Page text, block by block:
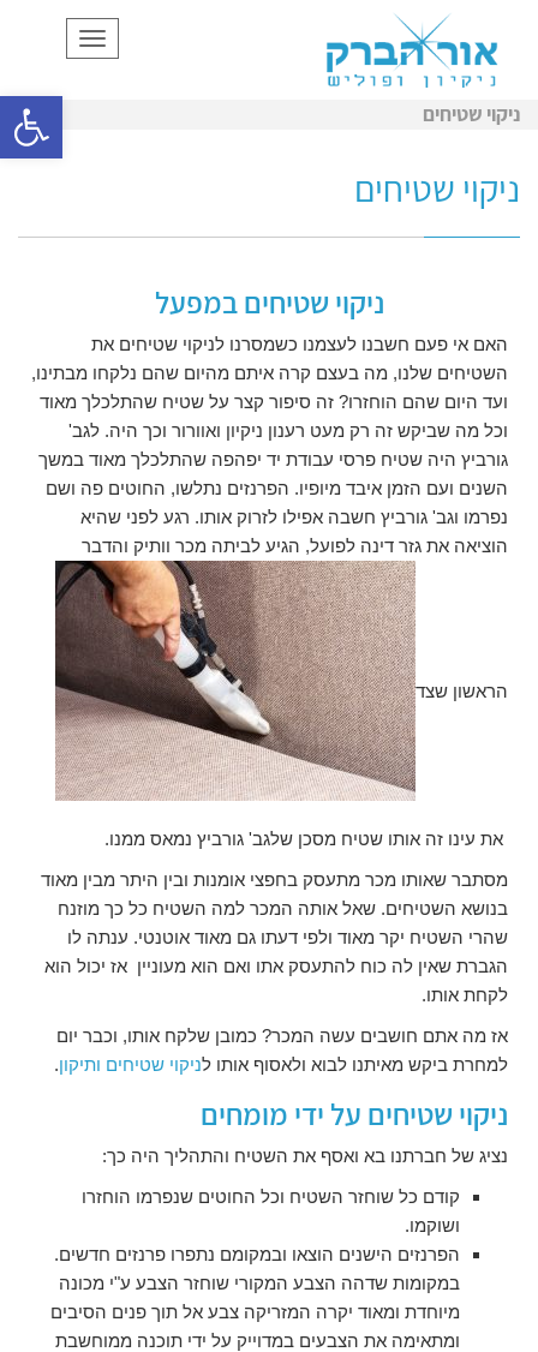
תפריט
ניקוי שטיחים
ניקוי שטיחים
ניקוי שטיחים במפעל
האם אי פעם חשבנו לעצמנו כשמסרנו לניקוי שטיחים את
השטיחים שלנו, מה בעצם קרה איתם מהיום שהם נלקחו מבתינו,
ועד היום שהם הוחזרו? זה סיפור קצר על שטיח שהתלכלך מאוד
וכל מה שביקש זה רק מעט רענון ניקיון ואוורור וכך היה. לגב'
גורביץ היה שטיח פרסי עבודת יד יפהפה שהתלכלך מאוד במשך
השנים ועם הזמן איבד מיופיו. הפרנזים נתלשו, החוטים פה ושם
נפרמו וגב' גורביץ חשבה אפילו לזרוק אותו. רגע לפני שהיא
הוציאה את גזר דינה לפועל, הגיע לביתה מכר וותיק והדבר
הראשון שצד
את עינו זה אותו שטיח מסכן שלגב' גורביץ נמאס ממנו.
מסתבר שאותו מכר מתעסק בחפצי אומנות ובין היתר מבין מאוד
בנושא השטיחים. שאל אותה המכר למה השטיח כל כך מוזנח
שהרי השטיח יקר מאוד ולפי דעתו גם מאוד אוטנטי. ענתה לו
הגברת שאין לה כוח להתעסק אתו ואם הוא מעוניין אז יכול הוא
לקחת אותו.
אז מה אתם חושבים עשה המכר? כמובן שלקח אותו, וכבר יום
למחרת ביקש מאיתנו לבוא ולאסוף אותו לניקוי שטיחים ותיקון.
ניקוי שטיחים על ידי מומחים
נציג של חברתנו בא ואסף את השטיח והתהליך היה כך:
קודם כל שוחזר השטיח וכל החוטים שנפרמו הוחזרו
ושוקמו.
הפרנזים הישנים הוצאו ובמקומם נתפרו פרנזים חדשים.
במקומות שדהה הצבע המקורי שוחזר הצבע ע"י מכונה
מיוחדת ומאוד יקרה המזריקה צבע אל תוך פנים הסיבים
ומתאימה את הצבעים במדוייק על ידי תוכנה ממוחשבת
פתח